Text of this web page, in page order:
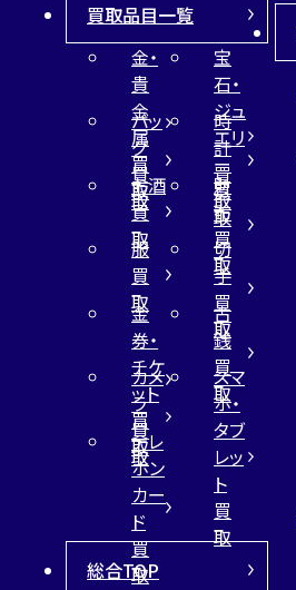
買取品目一覧
金・
貴
金
属
買
取
宝
石・
ジュ
エリ
ー
買
取
バッ
グ
買
取
時
計
買
取
お酒
買
取
財
布
買
取
服
買
取
切
手
買
取
金
券・
チケ
ット
買
取
古
銭
買
取
カメ
ラ
買
取
スマ
ホ・
タブ
レッ
ト
買
取
テレ
ホン
カー
ド
買
取
総合TOP